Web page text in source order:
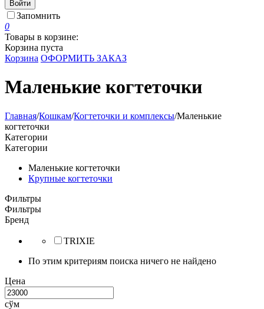
Войти
Запомнить
0
Товары в корзине:
Корзина пуста
Корзина ОФОРМИТЬ ЗАКАЗ
Маленькие когтеточки
Главная/Кошкам/Когтеточки и комплексы/Маленькие
когтеточки
Категории
Категории
Маленькие когтеточки
Крупные когтеточки
Фильтры
Фильтры
Бренд
TRIXIE
По этим критериям поиска ничего не найдено
Цена
сўм